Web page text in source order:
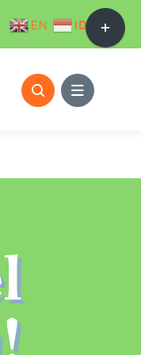
EN IDToggle
Sliding
Area